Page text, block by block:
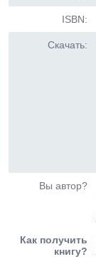
ISBN:
Скачать:
Вы автор?
Как получить
книгу?